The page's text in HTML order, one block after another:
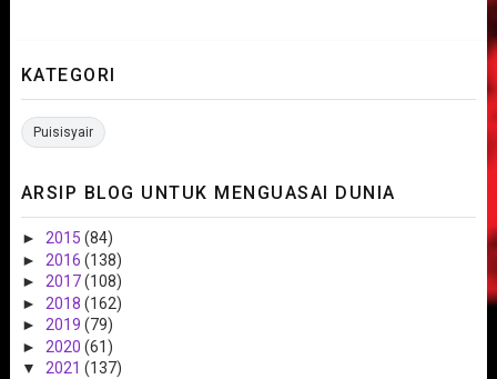
KATEGORI
Puisisyair
ARSIP BLOG UNTUK MENGUASAI DUNIA
► 2015 (84)
► 2016 (138)
► 2017(108)
► 2018 (162)
► 2019 (79)
► 2020 (61)
▼ 2021 (137)